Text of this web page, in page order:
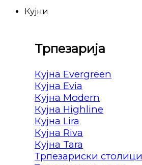
Кујни
Трпезарија
Кујна Evergreen
Кујна Evia
Кујна Modern
Кујна Highline
Кујна Lira
Кујна Riva
Кујна Tara
Трпезариски столици